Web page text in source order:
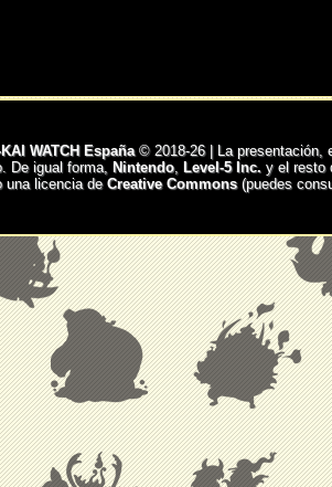
WATCH España © 2018-26 | La presentación,
De igual forma, Nintendo, Level-5 Inc. y el resto
una licencia de Creative Commons(puedes